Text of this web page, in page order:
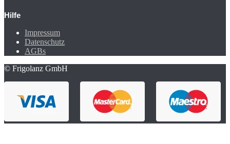
Hilfe
Impressum
Datenschutz
AGBs
© Frigolanz GmbH